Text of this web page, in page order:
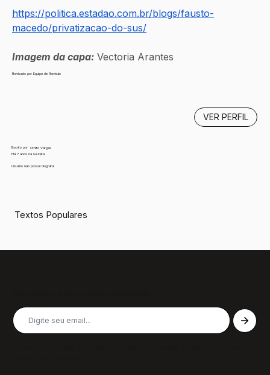
https://politica.estadao.com.br/blogs/fausto-
macedo/privatizacao-do-sus/
Imagem da capa: Vectoria Arantes
Revisado por Equipe de Revisão
Escrito por
Ornito Vargas
Há 7 anos na Gazeta
Usuário não possui biografia
VER PERFIL
Textos Populares